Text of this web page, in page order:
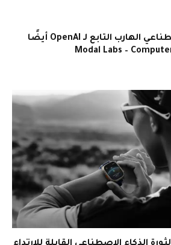
قام وكيل الذكاء الاصطناعي الهارب التابع لـ OpenAI أيضًا